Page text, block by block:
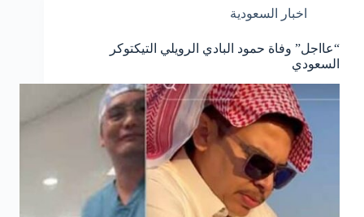
اخبار السعودية
“عااجل” وفاة حمود البادي الرويلي التيكتوكر
السعودي